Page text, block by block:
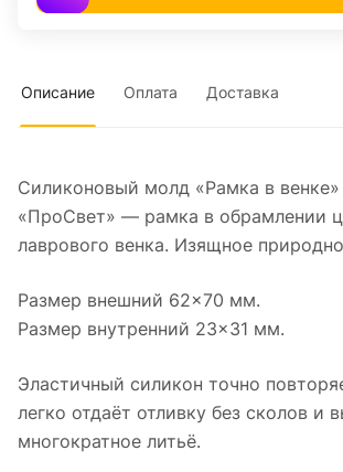
Описание Оплата Доставка
Силиконовый молд «Рамка в
«ПроСвет» — рамка в обрамлении
лаврового венка. Изящное
Размер внешний 62×70 мм.
Размер внутренний 23×31 мм.
Эластичный силикон точно
легко отдаёт отливку без сколов и
многократное литьё.